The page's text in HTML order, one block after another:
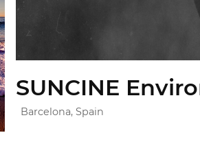
SUNCINE
Barcelona, Spain